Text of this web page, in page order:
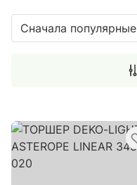
Сначала популярные